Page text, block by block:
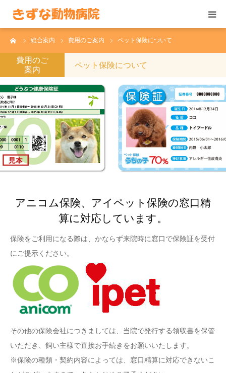
総合案内 費用のご案内 ペット保険について
費用のご
案内
ペット保険について
アニコム保険、アイペット保険の窓口精
算に対応しています。
保険をご利用になる際は、かならず来院時に窓口で保険証を受付
にご提示ください。
その他の保険会社につきましては、当院で発行する領収書を保管
いただき、飼い主様で直接お手続きをお願いいたします。
※保険の種類・契約内容によっては、窓口精算に対応できないこ
HOME
総合案内
トリミング
スタッフ
アクセス